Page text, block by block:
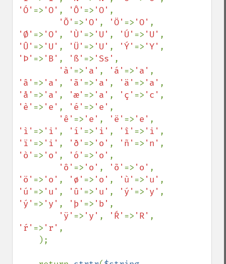
'Ó' => 'O' , 'Ô' => 'O' ,
'Õ' => 'O' , 'Ö' => 'O'
'Ø' => 'O' , 'Ù' => 'U' , 'Ú' => 'U'
'Û' => 'U' , 'Ü' => 'U' , 'Ý' => 'Y'
'Þ' => 'B' , 'ß' => 'Ss' ,
'à' => 'a' , 'á' => 'a'
'â' => 'a' , 'ã' => 'a' , 'ä' => 'a'
'å' => 'a' , 'æ' => 'a' , 'ç' => 'c'
'è' => 'e' , 'é' => 'e' ,
'ê' => 'e' , 'ë' => 'e'
'ì' => 'i' , 'í' => 'i' , 'î' => 'i'
'ï' => 'i' , 'ð' => 'o' , 'ñ' => 'n'
'ò' => 'o' , 'ó' => 'o' ,
'ô' => 'o' , 'õ' => 'o'
'ö' => 'o' , 'ø' => 'o' , 'ù' => 'u'
'ú' => 'u' , 'û' => 'u' , 'ý' => 'y'
'ý' => 'y' , 'þ' => 'b' ,
'ÿ' => 'y' , 'Ŕ' => 'R'
'ŕ' => 'r' ,